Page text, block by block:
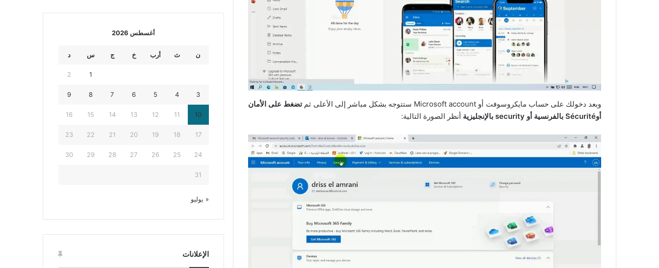
وبعد دخولك على حساب مايكروسوفت أو Microsoft account ستتوجه بشكل مباشر إلى الأعلى ثم
تضغط على الأمان
أوSécurité بالفرنسية أو security بالإنجليزية
أنظر الصورة التالية:
أغسطس 2026
ن ث أرب خ ج س د
1
2
3
4
5
6
7
8
9
10
11
12
13
14
15
16
17
18
19
20
21
22
23
24
25
26
27
28
29
30
31
« يوليو
الإعلانات